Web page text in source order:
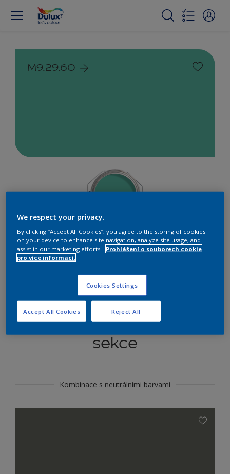
M9.29.60
Najít výrobek v tomto odstínu
Koordinovat barevné
sekce
Kombinace s neutrálními barvami
We respect your privacy.
By clicking “Accept All Cookies”, you agree to the storing of cookies
on your device to enhance site navigation, analyze site usage, and
assist in our marketing efforts.
Prohlášení o souborech cookie
pro více informací.
Cookies Settings
Reject All
Accept All Cookies